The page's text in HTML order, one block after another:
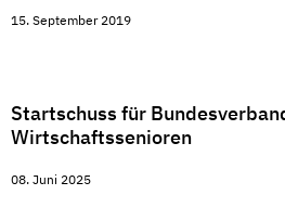
15. September 2019
Startschuss für
Wirtschaftssenioren
08. Juni 2025